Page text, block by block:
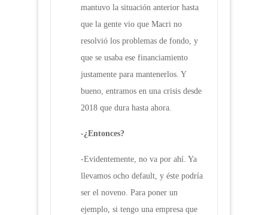
mantuvo la situación anterior hasta
que la gente vio que Macri no
resolvió los problemas de fondo, y
que se usaba ese financiamiento
justamente para mantenerlos. Y
bueno, entramos en una crisis desde
2018 que dura hasta ahora.
-¿Entonces?
-Evidentemente, no va por ahí. Ya
llevamos ocho default, y éste podría
ser el noveno. Para poner un
ejemplo, si tengo una empresa que